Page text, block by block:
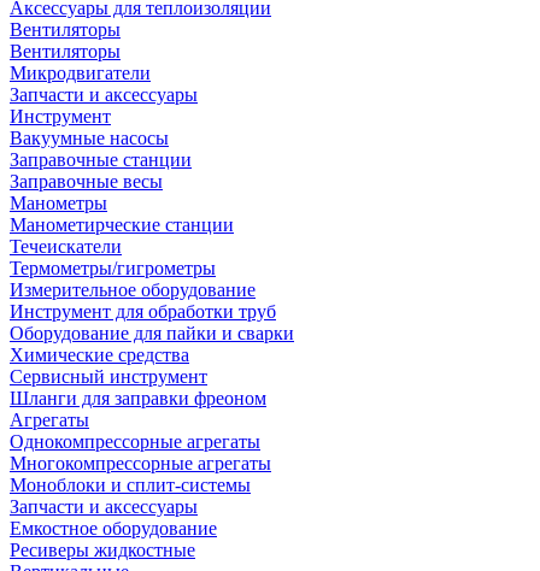
Аксессуары для теплоизоляции
Вентиляторы
Вентиляторы
Микродвигатели
Запчасти и аксессуары
Инструмент
Вакуумные насосы
Заправочные станции
Заправочные весы
Манометры
Манометирческие станции
Течеискатели
Термометры/гигрометры
Измерительное оборудование
Инструмент для обработки труб
Оборудование для пайки и сварки
Химические средства
Сервисный инструмент
Шланги для заправки фреоном
Агрегаты
Однокомпрессорные агрегаты
Многокомпрессорные агрегаты
Моноблоки и сплит-системы
Запчасти и аксессуары
Емкостное оборудование
Ресиверы жидкостные